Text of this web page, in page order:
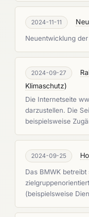
2024-11-11
Neuentwicklung
2024-09-27
Klimaschutz)
Die Internetseite
darzustellen. Die
beispielsweise
2024-09-25
Das BMWK
(beispielsweise